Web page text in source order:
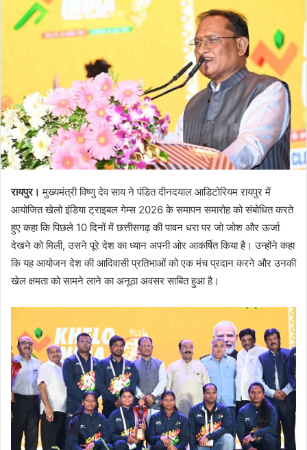
रायपुर। मुख्यमंत्री विष्णु देव साय ने पंडित दीनदयाल आडिटोरियम रायपुर में
आयोजित खेलो इंडिया ट्राइबल गेम्स 2026 के समापन समारोह को संबोधित करते
हुए कहा कि पिछले 10 दिनों में छत्तीसगढ़ की पावन धरा पर जो जोश और ऊर्जा
देखने को मिली, उसने पूरे देश का ध्यान अपनी ओर आकर्षित किया है। उन्होंने कहा
कि यह आयोजन देश की आदिवासी प्रतिभाओं को एक मंच प्रदान करने और उनकी
खेल क्षमता को सामने लाने का अनूठा अवसर साबित हुआ है।